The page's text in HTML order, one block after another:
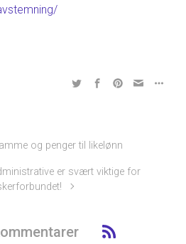
og penger til likelønn
er svært viktige for